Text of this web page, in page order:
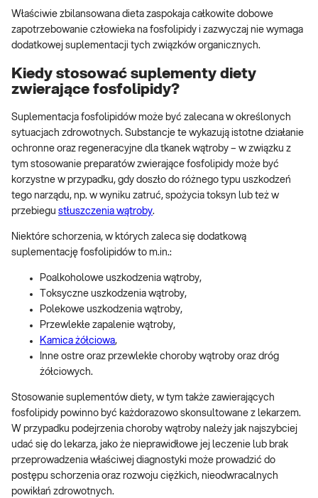
Właściwie zbilansowana dieta zaspokaja całkowite dobowe
zapotrzebowanie człowieka na fosfolipidy i zazwyczaj nie wymaga
dodatkowej suplementacji tych związków organicznych.
Kiedy stosować suplementy diety
zwierające fosfolipidy?
Suplementacja fosfolipidów może być zalecana w określonych
sytuacjach zdrowotnych. Substancje te wykazują istotne działanie
ochronne oraz regeneracyjne dla tkanek wątroby – w związku z
tym stosowanie preparatów zwierające fosfolipidy może być
korzystne w przypadku, gdy doszło do różnego typu uszkodzeń
tego narządu, np. w wyniku zatruć, spożycia toksyn lub też w
przebiegu stłuszczenia wątroby.
Niektóre schorzenia, w których zaleca się dodatkową
suplementację fosfolipidów to m.in.:
Poalkoholowe uszkodzenia wątroby,
Toksyczne uszkodzenia wątroby,
Polekowe uszkodzenia wątroby,
Przewlekłe zapalenie wątroby,
Kamica żółciowa,
Inne ostre oraz przewlekłe choroby wątroby oraz dróg
żółciowych.
Stosowanie suplementów diety, w tym także zawierających
fosfolipidy powinno być każdorazowo skonsultowane z lekarzem.
W przypadku podejrzenia choroby wątroby należy jak najszybciej
udać się do lekarza, jako że nieprawidłowe jej leczenie lub brak
przeprowadzenia właściwej diagnostyki może prowadzić do
postępu schorzenia oraz rozwoju ciężkich, nieodwracalnych
powikłań zdrowotnych.